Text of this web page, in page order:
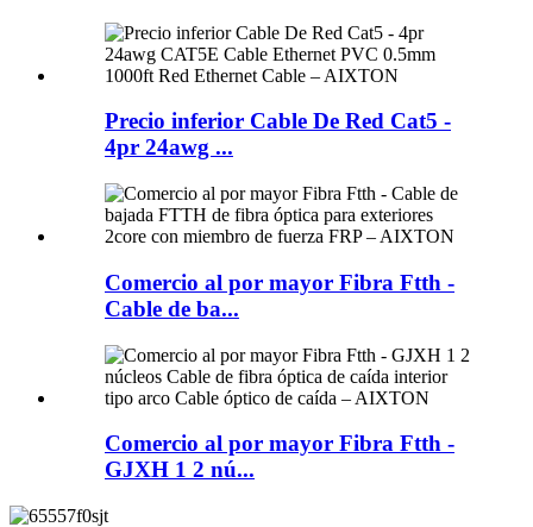
Precio inferior Cable De Red Cat5 -
4pr 24awg ...
Comercio al por mayor Fibra Ftth -
Cable de ba...
Comercio al por mayor Fibra Ftth -
GJXH 1 2 nú...